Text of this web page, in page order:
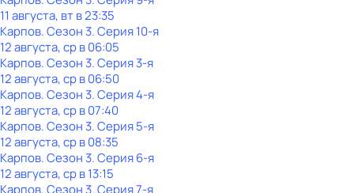
11 августа, вт в 23:35
Карпов. Сезон 3. Серия 10-я
12 августа, ср в 06:05
Карпов. Сезон 3. Серия 3-я
12 августа, ср в 06:50
Карпов. Сезон 3. Серия 4-я
12 августа, ср в 07:40
Карпов. Сезон 3. Серия 5-я
12 августа, ср в 08:35
Карпов. Сезон 3. Серия 6-я
12 августа, ср в 13:15
Карпов. Сезон 3. Серия 7-я